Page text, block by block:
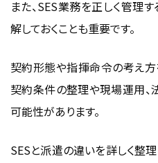
また、SES業務を正しく管理す
解しておくことも重要です。
契約形態や指揮命令の考え方
契約条件の整理や現場運用、
可能性があります。
SESと派遣の違いを詳しく整